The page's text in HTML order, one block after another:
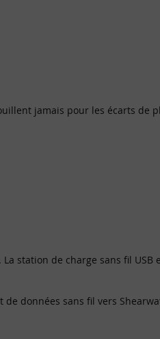
jamais pour les écarts de
station de charge sans fil USB
données sans fil vers